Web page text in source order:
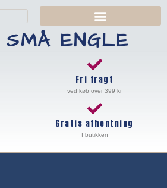
SMÅ ENGLE
Fri fragt
ved køb over 399 kr
Gratis afhentning
I butikken